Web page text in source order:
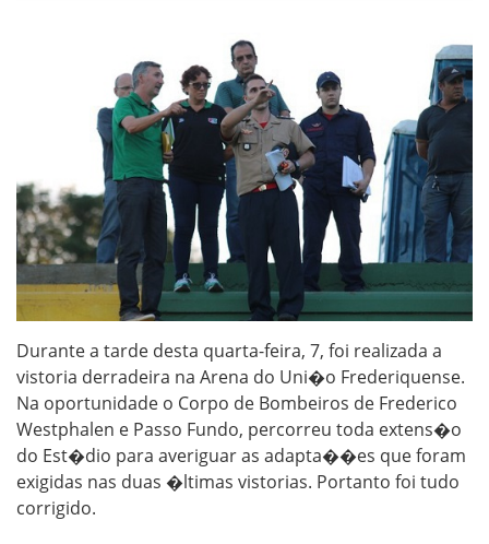
Durante a tarde desta quarta-feira, 7, foi realizada a
vistoria derradeira na Arena do Uni�o Frederiquense.
Na oportunidade o Corpo de Bombeiros de Frederico
Westphalen e Passo Fundo, percorreu toda extens�o
do Est�dio para averiguar as adapta��es que foram
exigidas nas duas �ltimas vistorias. Portanto foi tudo
corrigido.